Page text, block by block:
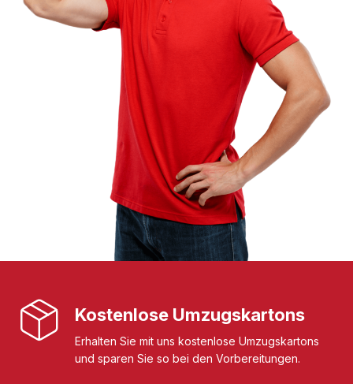
Kostenlose Umzugskartons
Erhalten Sie mit uns kostenlose Umzugskartons
und sparen Sie so bei den Vorbereitungen.